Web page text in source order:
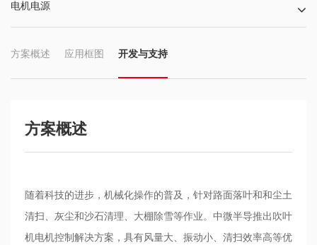
电机电源
方案概述 应用框图 开发与支持
方案概述
随着科技的进步，机械化操作的普及，针对路面落叶和和尘土
清扫、灰尘和沙石清理、大棚除雪等作业。中微半导推出吹叶
机电机控制解决方案，具有风量大、振动小、清扫效率高等优